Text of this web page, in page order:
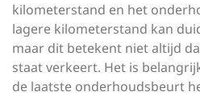
kilometerstand en het
lagere kilometerstand kan
maar dit betekent niet altijd
staat verkeert. Het is
de laatste onderhoudsbeurt